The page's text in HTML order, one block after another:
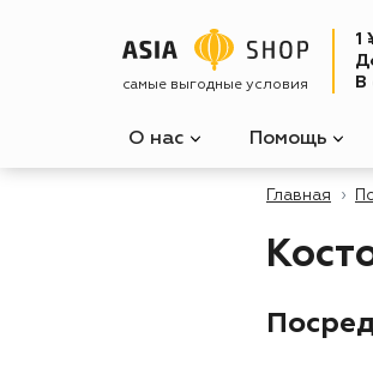
самые выгодные условия
1
В
О нас Помощь
Главная